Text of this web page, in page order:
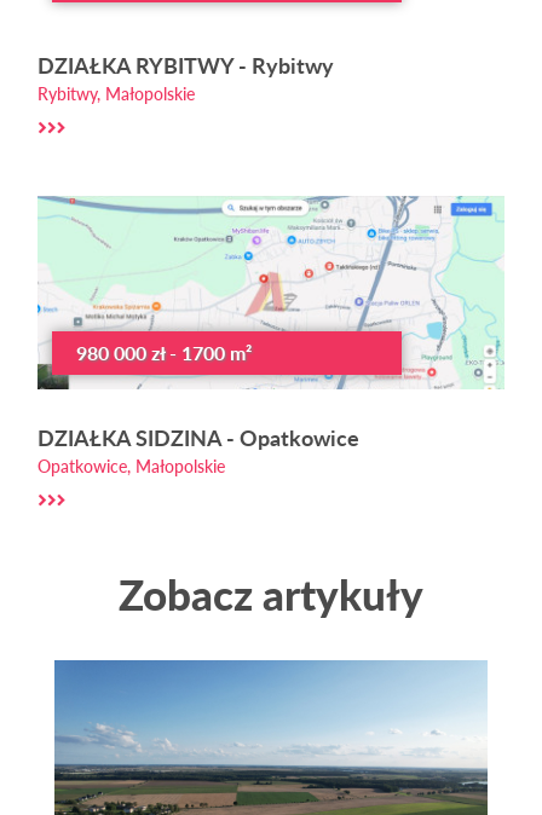
DZIAŁKA RYBITWY - Rybitwy
Rybitwy, Małopolskie
980 000 zł - 1700 m²
DZIAŁKA SIDZINA - Opatkowice
Opatkowice, Małopolskie
Zobacz artykuły